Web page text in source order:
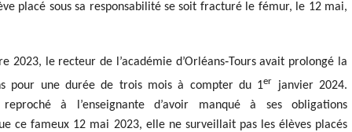
placé sous sa responsabilité se soit fracturé le fémur, le 12 mai,
2023, le recteur de l’académie d’Orléans‑Tours avait prolongé la
pour une durée de trois mois à compter du 1er
janvier 2024.
à l’enseignante d’avoir manqué à ses obligations
ce fameux 12 mai 2023, elle ne surveillait pas les élèves placés